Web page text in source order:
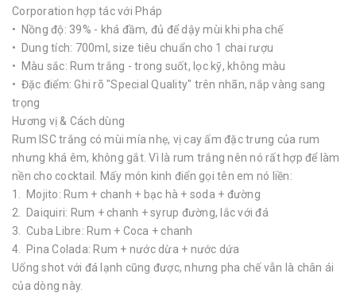
Corporation hợp tác với Pháp
• Nồng độ: 39% - khá đầm, đủ để dậy mùi khi pha chế
• Dung tích: 700ml, size tiêu chuẩn cho 1 chai rượu
• Màu sắc: Rum trắng - trong suốt, lọc kỹ, không màu
• Đặc điểm: Ghi rõ "Special Quality" trên nhãn, nắp vàng sang
trọng
Hương vị & Cách dùng
Rum ISC trắng có mùi mía nhẹ, vị cay ấm đặc trưng của rum
nhưng khá êm, không gắt. Vì là rum trắng nên nó rất hợp để làm
nền cho cocktail. Mấy món kinh điển gọi tên em nó liền:
1. Mojito: Rum + chanh + bạc hà + soda + đường
2. Daiquiri: Rum + chanh + syrup đường, lắc với đá
3. Cuba Libre: Rum + Coca + chanh
4. Pina Colada: Rum + nước dừa + nước dứa
Uống shot với đá lạnh cũng được, nhưng pha chế vẫn là chân ái
của dòng này.